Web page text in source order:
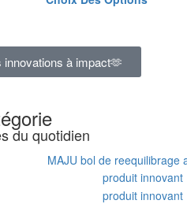
à impact🫶
du quotidien